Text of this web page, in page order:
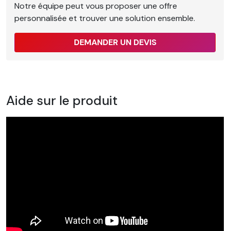
Notre équipe peut vous proposer une offre
personnalisée et trouver une solution ensemble.
DEMANDER UN DEVIS
Aide sur le produit